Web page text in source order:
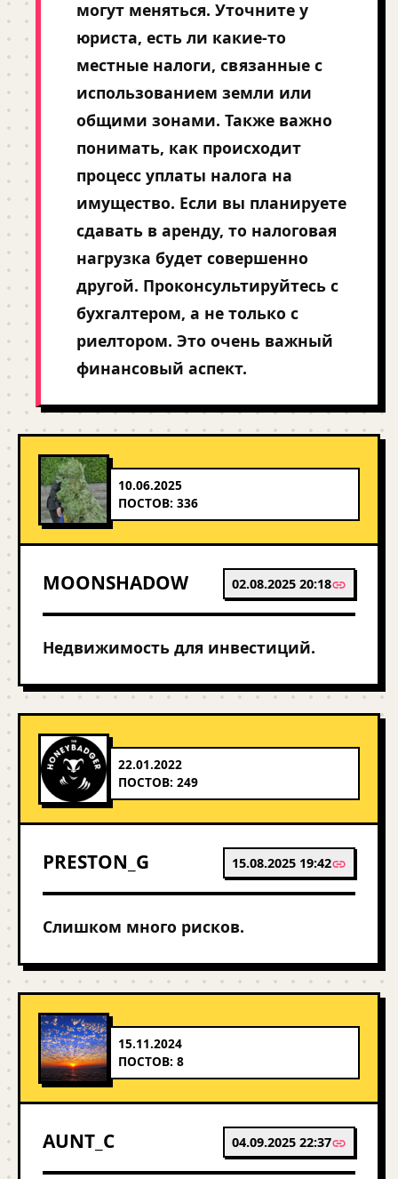
могут меняться. Уточните у
юриста, есть ли какие-то
местные налоги, связанные с
использованием земли или
общими зонами. Также важно
понимать, как происходит
процесс уплаты налога на
имущество. Если вы планируете
сдавать в аренду, то налоговая
нагрузка будет совершенно
другой. Проконсультируйтесь с
бухгалтером, а не только с
риелтором. Это очень важный
финансовый аспект.
10.06.2025
ПОСТОВ: 336
MOONSHADOW 02.08.2025 20:18
Недвижимость для инвестиций.
22.01.2022
ПОСТОВ: 249
PRESTON_G 15.08.2025 19:42
Слишком много рисков.
15.11.2024
ПОСТОВ: 8
AUNT_C 04.09.2025 22:37